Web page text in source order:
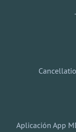
Aplicación App